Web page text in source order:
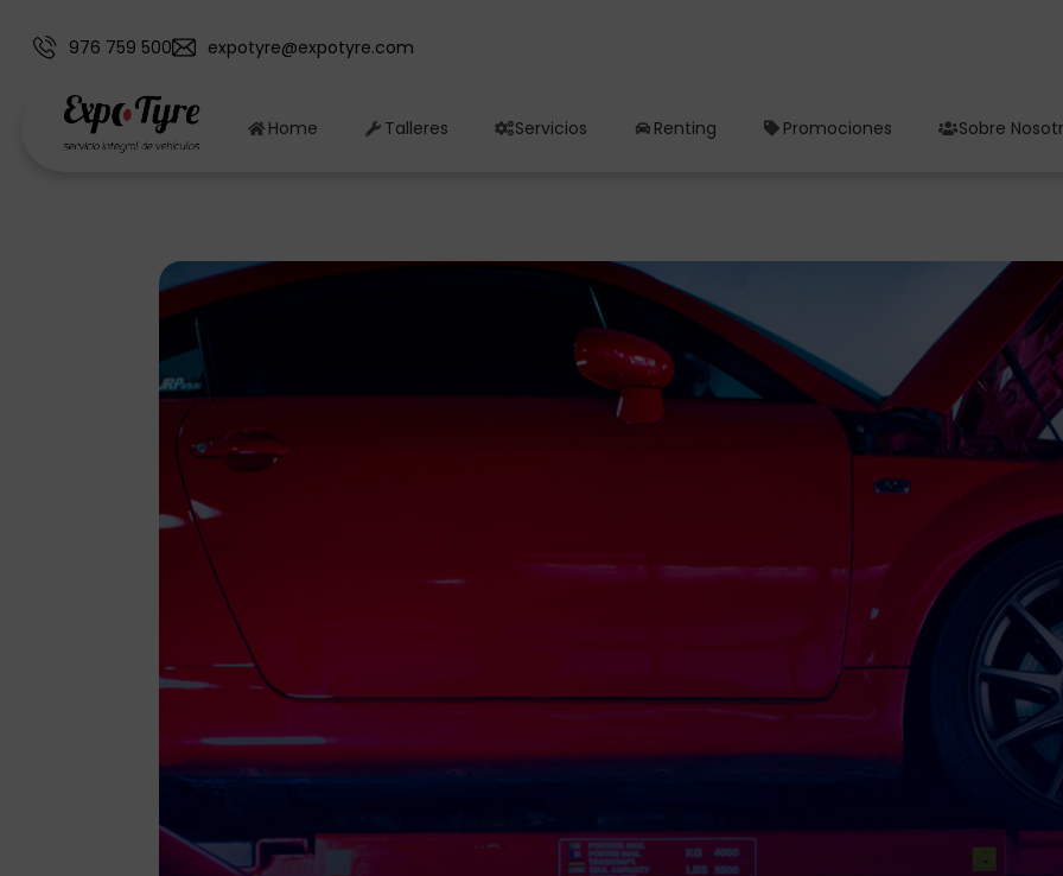
976 759 500 expotyre@expotyre.com
Home Talleres Servicios Renting Promociones Sobre